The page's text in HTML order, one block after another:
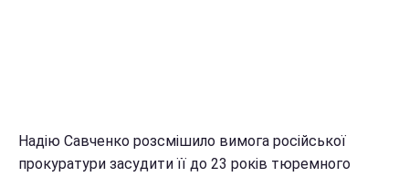
Надію Савченко розсмішило вимога російської
прокуратури засудити її до 23 років тюремного